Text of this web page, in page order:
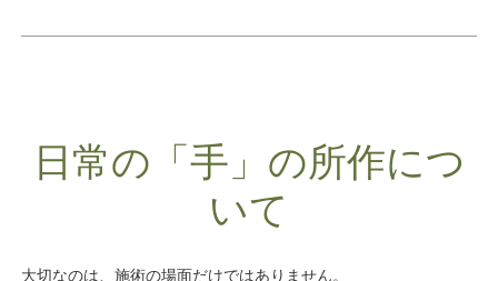
日常の「手」の所作につ
いて
大切なのは、施術の場面だけではありません。